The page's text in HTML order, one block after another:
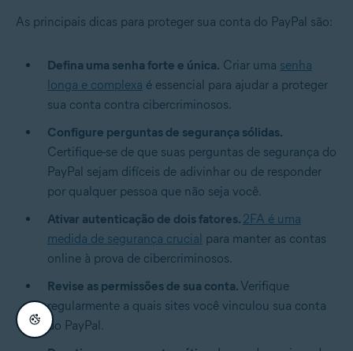
As principais dicas para proteger sua conta do PayPal são:
Defina uma senha forte e única. Criar uma senha
longa e complexa é essencial para ajudar a proteger
sua conta contra cibercriminosos.
Configure perguntas de segurança sólidas.
Certifique-se de que suas perguntas de segurança do
PayPal sejam difíceis de adivinhar ou de responder
por qualquer pessoa que não seja você.
Ativar autenticação de dois fatores. 2FA é uma
medida de segurança crucial para manter as contas
online à prova de cibercriminosos.
Revise as permissões de sua conta. Verifique
regularmente a quais sites você vinculou sua conta
do PayPal.